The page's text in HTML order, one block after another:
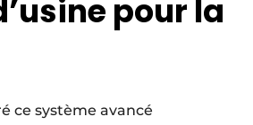
pour la
ce système avancé